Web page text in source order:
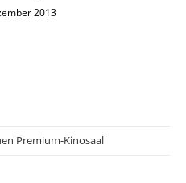
2013
Premium-Kinosaal